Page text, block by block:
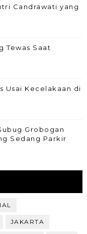
Candrawati yang
Tewas Saat
Usai Kecelakaan di
Grobogan
Sedang Parkir
JAKARTA